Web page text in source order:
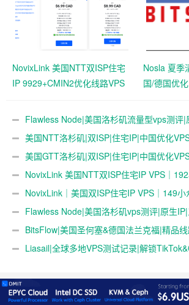
NovixLink 美国NTT双ISP住宅
IP 9929+CMIN2优化线路VPS
Nosla 夏季
国/德国优
Flawless Node|美国洛杉矶流量型vps测评|
4837|1Gbps|年付$36起|解锁奈飞
美国NTT洛杉矶|双ISP|住宅IP|中国优化
月付￥34起|跨境社媒电商运营|TikTok直播
美国GTT洛杉矶|双ISP|住宅IP|中国优化
月付￥34起|跨境社媒电商运营|TikTok直播
NovixLink 美国NTT双ISP住宅IP VPS｜
｜34元/月起
NovixLink｜美国双ISP住宅IP VPS｜149小
29元/月起
Flawless Node|美国洛杉矶vps测评|原生
4837|0.5T@200Mbps|年付$36起|解锁奈飞
BitsFlow|美国圣何塞&德国法兰克福|精品
化|CN2GIA+9929+CMIN2|79元/年起
Liasail|全球多地VPS测试记录|解锁
评